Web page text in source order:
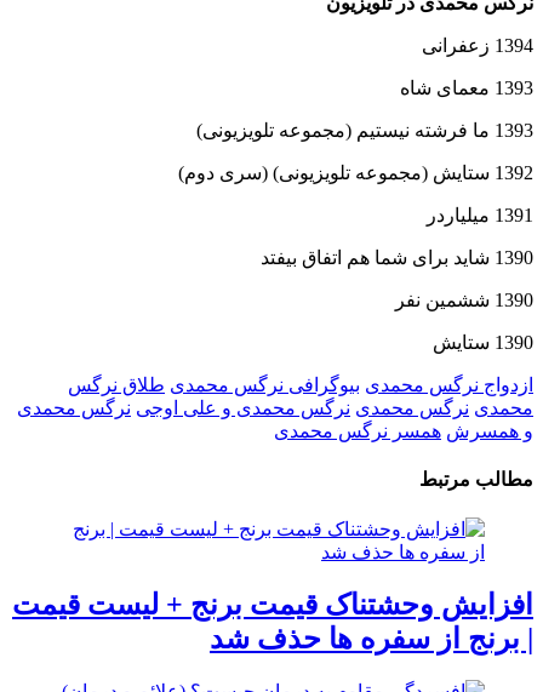
1394 زعفرانی
1393 معمای شاه
1393 ما فرشته نیستیم (مجموعه تلویزیونی)
1392 ستایش (مجموعه تلویزیونی) (سری دوم)
1391 میلیاردر
1390 شاید برای شما هم اتفاق بیفتد
1390 ششمین نفر
1390 ستایش
ازدواج نرگس محمدی بیوگرافی نرگس محمدی طلاق نرگس
محمدی نرگس محمدی نرگس محمدی و علی اوجی نرگس محمدی
و همسرش همسر نرگس محمدی
مطالب مرتبط
افزایش وحشتناک قیمت برنج + لیست قیمت
| برنج از سفره ها حذف شد